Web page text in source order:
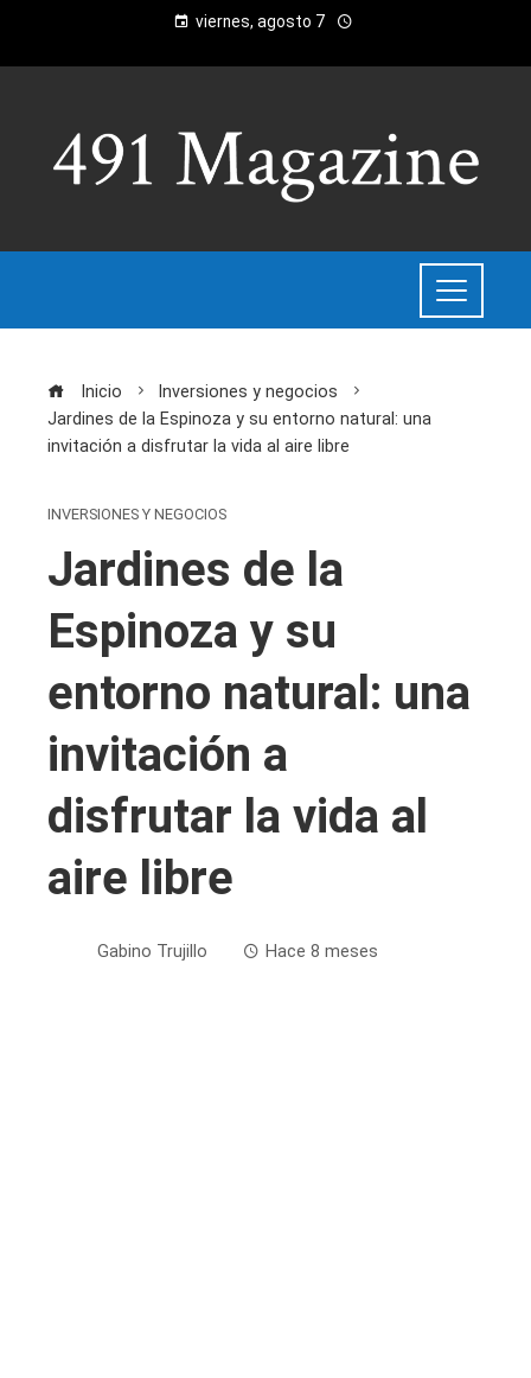
viernes, agosto 7
Inicio
Inversiones y negocios
Jardines de la Espinoza y su entorno natural: una
invitación a disfrutar la vida al aire libre
INVERSIONES Y NEGOCIOS
Jardines de la
Espinoza y su
entorno natural: una
invitación a
disfrutar la vida al
aire libre
Gabino Trujillo Hace 8 meses